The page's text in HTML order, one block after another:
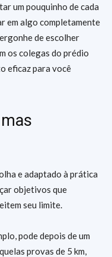
um pouquinho de cada
em algo completamente
de escolher
os colegas do prédio
eficaz para você
e adaptado à prática
objetivos que
seu limite.
pode depois de um
provas de 5 km,